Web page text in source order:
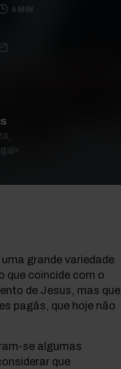
4 MIN
grande variedade
que coincide com o
de Jesus, mas que
pagãs, que hoje não
se algumas
que